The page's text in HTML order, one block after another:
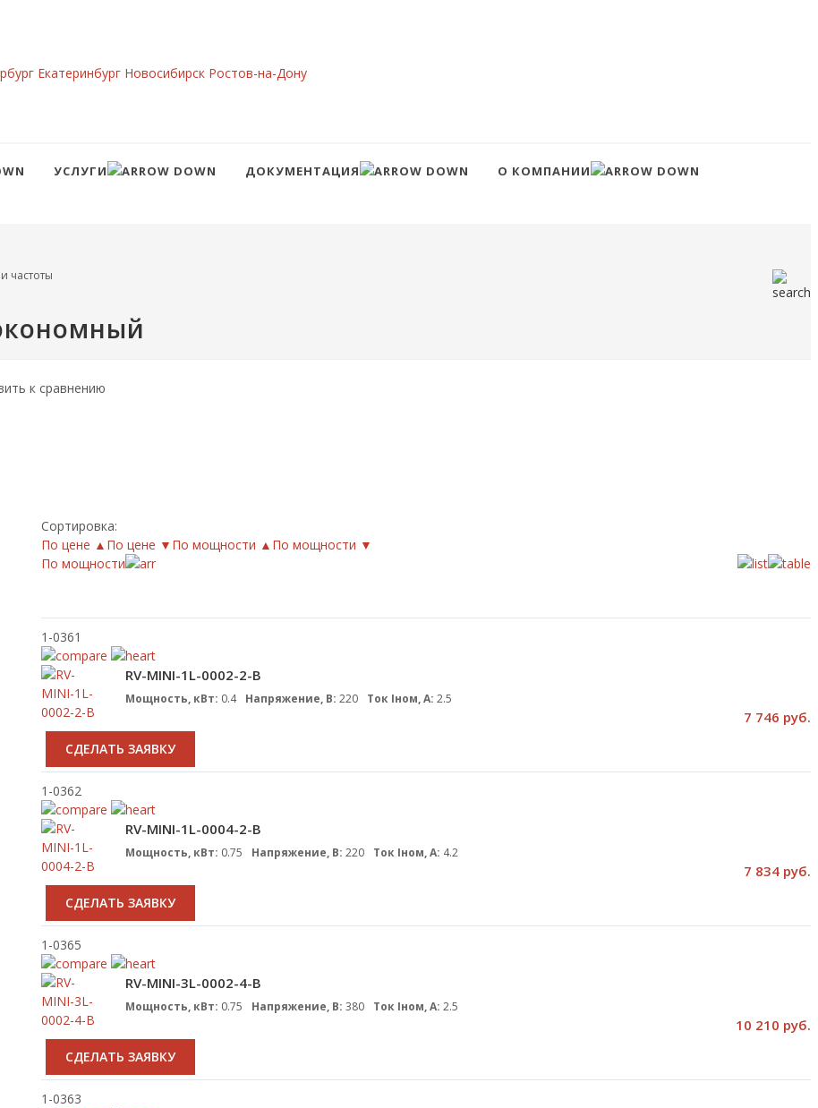
Екатеринбург Новосибирск Ростов-на-Дону
УСЛУГИ ДОКУМЕНТАЦИЯ О КОМПАНИИ
частоты
к сравнению
Сортировка:
По цене ▲ По цене ▼ По мощности ▲ По мощности ▼
По мощности
1-0361
RV-MINI-1L-0002-2-B
Мощность, кВт: 0.4 Напряжение, В: 220 Ток Iном, А: 2.5
7 746 руб.
CДЕЛАТЬ ЗАЯВКУ
1-0362
RV-MINI-1L-0004-2-B
Мощность, кВт: 0.75 Напряжение, В: 220 Ток Iном, А: 4.2
7 834 руб.
CДЕЛАТЬ ЗАЯВКУ
1-0365
RV-MINI-3L-0002-4-B
Мощность, кВт: 0.75 Напряжение, В: 380 Ток Iном, А: 2.5
10 210 руб.
CДЕЛАТЬ ЗАЯВКУ
1-0363